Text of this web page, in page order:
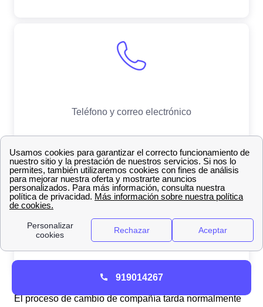
El proceso de cambio de compañía tarda normalmente
919014267